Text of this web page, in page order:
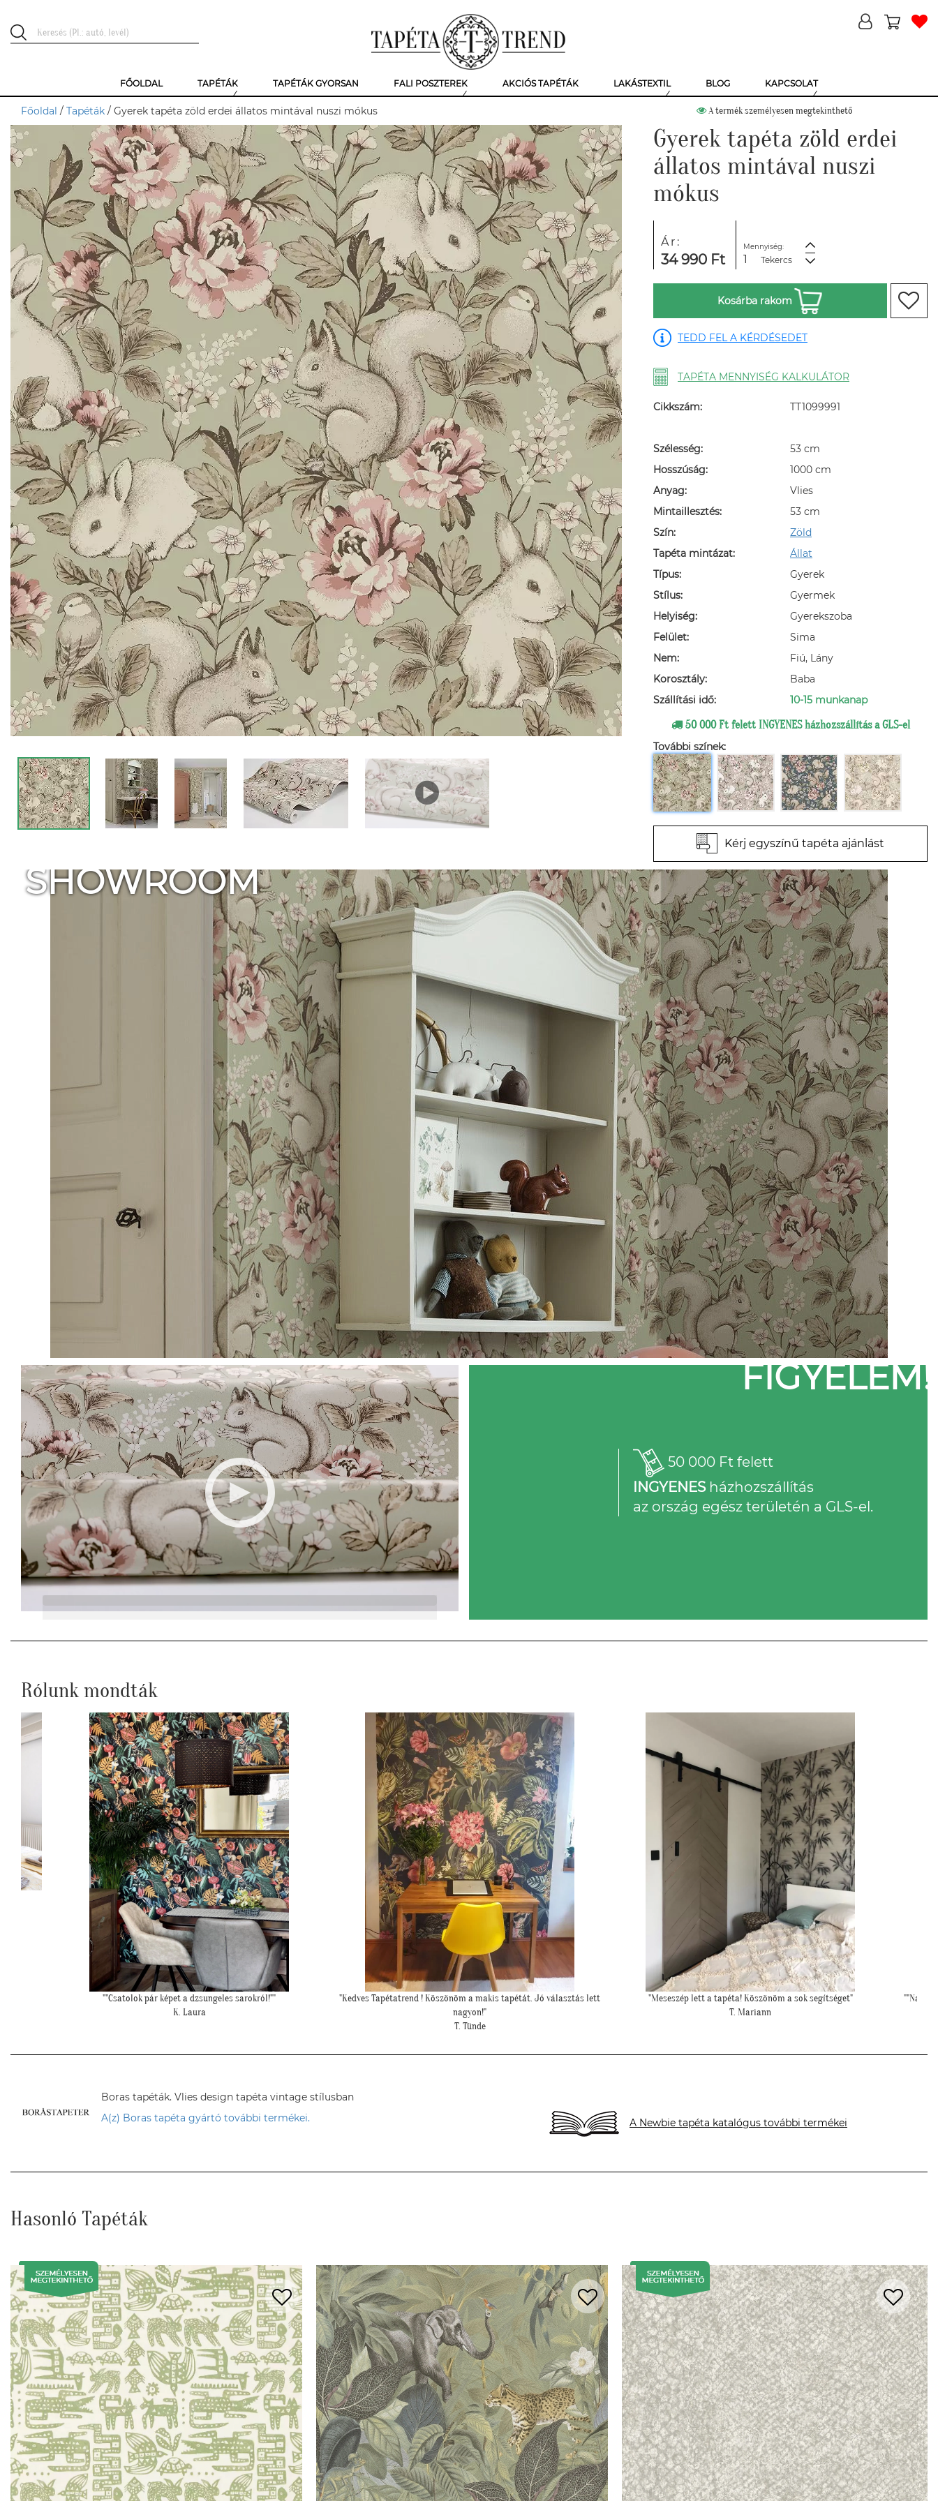
FŐOLDAL TAPÉTÁK TAPÉTÁK GYORSAN FALI POSZTEREK AKCIÓS TAPÉTÁK LAKÁSTEXTIL BLOG KAPCSOLAT
Főoldal / Tapéták / Gyerek tapéta zöld erdei állatos mintával nuszi mókus A termék személyesen megtekinthető
Gyerek tapéta zöld erdei
állatos mintával nuszi
mókus
Ár:
34 990 Ft
Mennyiség:
Tekercs
Kosárba rakom
TEDD FEL A KÉRDÉSEDET
TAPÉTA MENNYISÉG KALKULÁTOR
Cikkszám: TT1099991
Szélesség:
53 cm
Hosszúság:
1000 cm
Anyag:
Vlies
Mintaillesztés:
53 cm
Szín:
Zöld
Tapéta mintázat:
Állat
Típus:
Gyerek
Stílus:
Gyermek
Helyiség:
Gyerekszoba
Felület:
Sima
Nem:
Fiú, Lány
Korosztály:
Baba
Szállítási idő:
10-15 munkanap
50 000 Ft felett INGYENES házhozszállítás a GLS-el
További színek:
Kérj egyszínű tapéta ajánlást
SHOWROOM
FIGYELEM!
50 000 Ft felett
INGYENESházhozszállítás
az ország egész területén a GLS-el.
Rólunk mondták
"Kedves Tapétatrend ! Köszönöm a makis tapétát. Jó választás lett
nagyon!"
"Meseszép lett a tapéta! Köszönöm a sok segítséget"
T. Mariann
""Nagyon köszönjük a telefonos segítséget a tapéta felrakásához,
először tapétáztunk, és nagyon szép lett az eredmény!""
Boras tapéták. Vlies design tapéta vintage stílusban
A(z) Boras tapéta gyártó további termékei.
A Newbie tapéta katalógus további termékei
Hasonló Tapéták